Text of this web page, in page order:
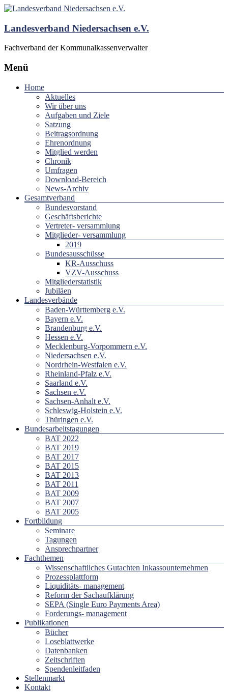
Landesverband Niedersachsen e.V.
Fachverband der Kommunalkassenverwalter
Menü
Home
Aktuelles
Wir über uns
Aufgaben und Ziele
Satzung
Beitragsordnung
Ehrenordnung
Mitglied werden
Chronik
Umfragen
Download-Bereich
News-Archiv
Gesamtverband
Bundesvorstand
Geschäftsberichte
Vertreter- versammlung
Mitglieder- versammlung
2019
Bundesausschüsse
KR-Ausschuss
VZV-Ausschuss
Mitgliederstatistik
Jubiläen
Landesverbände
Baden-Württemberg e.V.
Bayern e.V.
Brandenburg e.V.
Hessen e.V.
Mecklenburg-Vorpommern e.V.
Niedersachsen e.V.
Nordrhein-Westfalen e.V.
Rheinland-Pfalz e.V.
Saarland e.V.
Sachsen e.V.
Sachsen-Anhalt e.V.
Schleswig-Holstein e.V.
Thüringen e.V.
Bundesarbeitstagungen
BAT 2022
BAT 2019
BAT 2017
BAT 2015
BAT 2013
BAT 2011
BAT 2009
BAT 2007
BAT 2005
Fortbildung
Seminare
Tagungen
Ansprechpartner
Fachthemen
Wissenschaftliches Gutachten Inkassounternehmen
Prozessplattform
Liquiditäts- management
Reform der Sachaufklärung
SEPA (Single Euro Payments Area)
Forderungs- management
Publikationen
Bücher
Loseblattwerke
Datenbanken
Zeitschriften
Spendenleitfaden
Stellenmarkt
Kontakt